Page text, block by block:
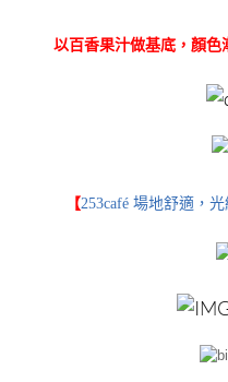
以百香果汁做基底，顏色
【253café 場地舒適，